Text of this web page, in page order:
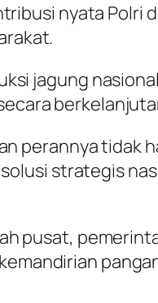
nyata Polri
jagung
perannya tidak
strategis
pusat,